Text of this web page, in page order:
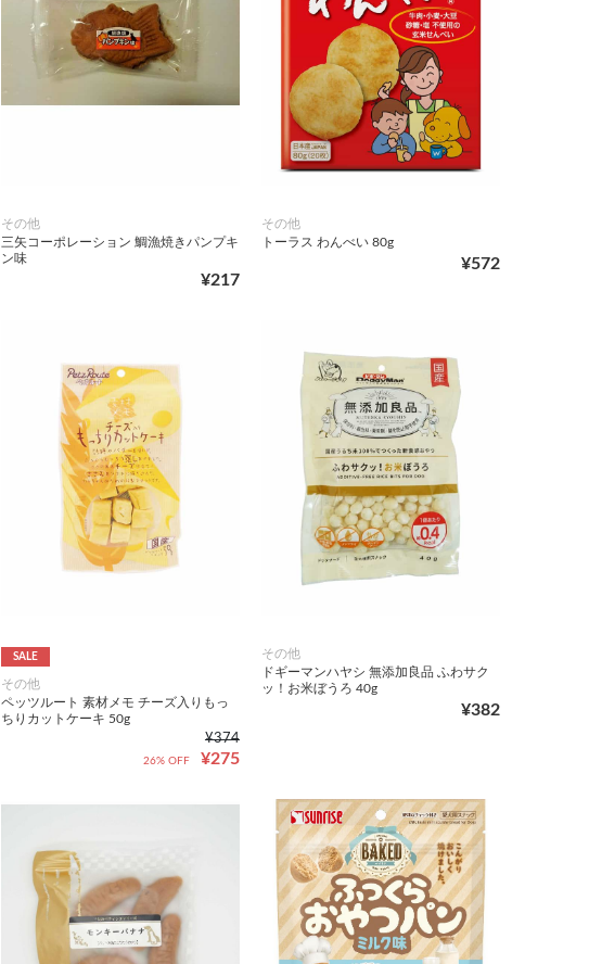
その他
三矢コーポレーション 鯛漁焼きパンプキ
ン味
¥217
その他
トーラス わんべい 80g
¥572
SALE
その他
ペッツルート 素材メモ チーズ入りもっ
ちりカットケーキ 50g
¥374
¥275
26% OFF
その他
ドギーマンハヤシ 無添加良品 ふわサク
ッ！お米ぼうろ 40g
¥382